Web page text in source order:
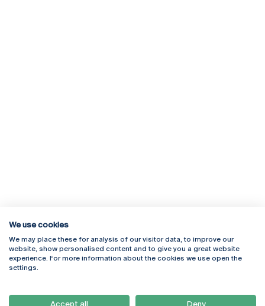
Rua Diogo Botelho 1327
4169-005 Porto
+351 226 196 240
Campus Online
Webmail
Como Chegar
We use cookies
We may place these for analysis of our visitor data, to improve our
website, show personalised content and to give you a great website
experience. For more information about the cookies we use open the
settings.
Accept all Deny